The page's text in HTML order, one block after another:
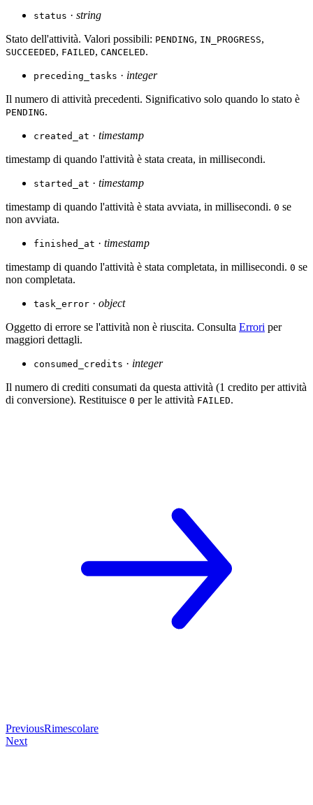
status · string
Stato dell'attività. Valori possibili: PENDING, IN_PROGRESS,
SUCCEEDED, FAILED, CANCELED.
preceding_tasks · integer
Il numero di attività precedenti. Significativo solo quando lo stato è
PENDING.
created_at · timestamp
timestamp di quando l'attività è stata creata, in millisecondi.
started_at · timestamp
timestamp di quando l'attività è stata avviata, in millisecondi. 0 se
non avviata.
finished_at · timestamp
timestamp di quando l'attività è stata completata, in millisecondi. 0 se
non completata.
task_error · object
Oggetto di errore se l'attività non è riuscita. Consulta Errori per
maggiori dettagli.
consumed_credits · integer
Il numero di crediti consumati da questa attività (1 credito per attività
di conversione). Restituisce 0 per le attività FAILED.
PreviousRimescolare
Next